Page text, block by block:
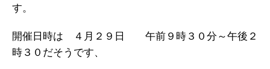
す。
開催日時は ４月２９日 午前９時３０分～午後２
時３０だそうです、